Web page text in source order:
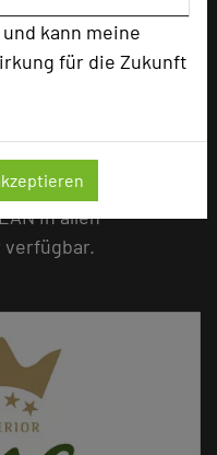
kann meine
für die Zukunft
akzeptieren
ja
ebenerdig
um ein
in allen
verfügbar.